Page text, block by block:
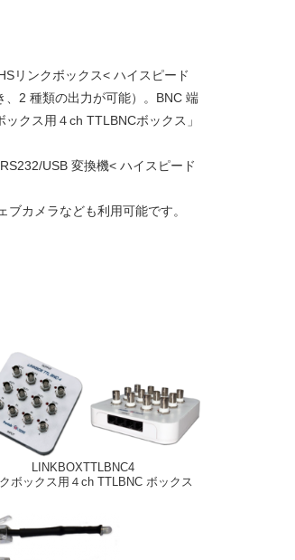
リンクボックス< ハイスピード
2 種類の出力が可能）。BNC 端
クス用４ch TTLBNCボックス」
USB 変換機< ハイスピード
カメラなども利用可能です。
LINKBOXTTLBNC4
ボックス用４ch TTLBNC ボックス